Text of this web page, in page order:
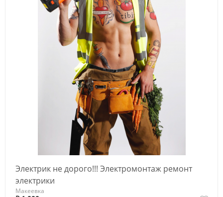
Электрик не дорого!!! Электромонтаж ремонт
электрики
Макеевка